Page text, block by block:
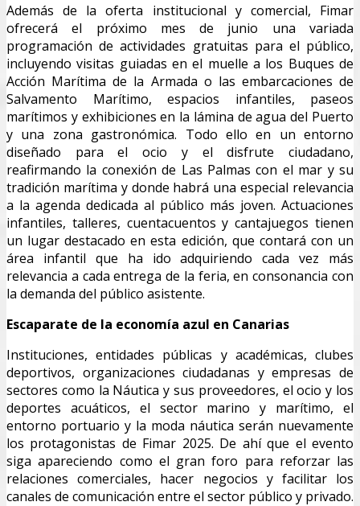
Además de la oferta institucional y comercial, Fimar
ofrecerá el próximo mes de junio una variada
programación de actividades gratuitas para el público,
incluyendo visitas guiadas en el muelle a los Buques de
Acción Marítima de la Armada o las embarcaciones de
Salvamento Marítimo, espacios infantiles, paseos
marítimos y exhibiciones en la lámina de agua del Puerto
y una zona gastronómica. Todo ello en un entorno
diseñado para el ocio y el disfrute ciudadano,
reafirmando la conexión de Las Palmas con el mar y su
tradición marítima y donde habrá una especial relevancia
a la agenda dedicada al público más joven. Actuaciones
infantiles, talleres, cuentacuentos y cantajuegos tienen
un lugar destacado en esta edición, que contará con un
área infantil que ha ido adquiriendo cada vez más
relevancia a cada entrega de la feria, en consonancia con
la demanda del público asistente.
Escaparate de la economía azul en Canarias
Instituciones, entidades públicas y académicas, clubes
deportivos, organizaciones ciudadanas y empresas de
sectores como la Náutica y sus proveedores, el ocio y los
deportes acuáticos, el sector marino y marítimo, el
entorno portuario y la moda náutica serán nuevamente
los protagonistas de Fimar 2025. De ahí que el evento
siga apareciendo como el gran foro para reforzar las
relaciones comerciales, hacer negocios y facilitar los
canales de comunicación entre el sector público y privado.